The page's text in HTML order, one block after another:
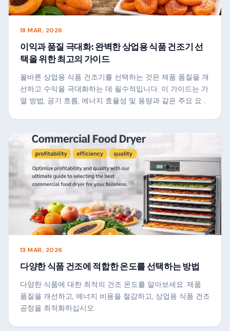
18 MAR, 2026
이익과 품질 극대화: 완벽한 상업용 식품 건조기 선
택을 위한 최고의 가이드
올바른 상업용 식품 건조기를 선택하는 것은 제품 품질을 개
선하고 수익을 극대화하는 데 필수적입니다. 이 가이드는 가
열 방법, 공기 흐름, 에너지 효율성 및 용량과 같은 주요 요소
줍니다.-결과를 가치있게 여깁니다.
13 MAR, 2026
다양한 식품 건조에 적합한 온도를 선택하는 방법
다양한 식품에 대한 최적의 건조 온도를 알아보세요. 제품
품질을 개선하고, 에너지 비용을 절감하고, 상업용 식품 건조
공정을 최적화하십시오.